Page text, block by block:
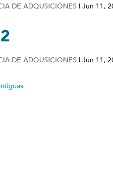
DE ADQUSICIONES | Jun 11,
DE ADQUSICIONES | Jun 11,